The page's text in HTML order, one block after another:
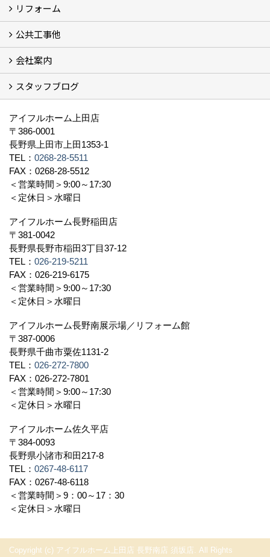
商品ラインアップ一覧
FAVO（フェイボ）【自由設計】
Lodina（ロディナ）【規格住宅】
全館空調システム
リフォーム
コンセプト (2)
選ばれる理由
施工実例（フォトギャラリー）
公共工事他
建築工事 実績
土木工事 実績
一般建築(別荘)
公共工事部スタッフ紹介
会社案内
社長挨拶
会社概要
採用情報
アクセス
スタッフ紹介
スタッフブログ
資格取得一覧
プライバシーポリシー
地域貢献 (3)
スタッフブログ
アイフルホーム上田店
〒386-0001
長野県上田市上田1353-1
TEL： 0268-28-5511
FAX：0268-28-5512
＜営業時間＞9:00～17:30
＜定休日＞水曜日
アイフルホーム長野稲田店
〒381-0042
長野県長野市稲田3丁目37-12
TEL： 026-219-5211
FAX：026-219-6175
＜営業時間＞9:00～17:30
＜定休日＞水曜日
アイフルホーム長野南展示場／リフォーム館
〒387-0006
長野県千曲市粟佐1131-2
TEL： 026-272-7800
FAX：026-272-7801
＜営業時間＞9:00～17:30
＜定休日＞水曜日
アイフルホーム佐久平店
〒384-0093
長野県小諸市和田217-8
TEL： 0267-48-6117
FAX：0267-48-6118
＜営業時間＞9：00～17：30
＜定休日＞水曜日
Copyright (c) アイフルホーム上田店 長野南店 須坂店. All Rights